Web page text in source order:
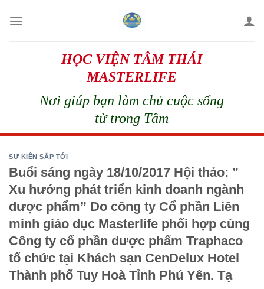
HỌC VIỆN TÂM THÁI
MASTERLIFE
Nơi giúp bạn làm chủ cuộc sống
từ trong Tâm
SỰ KIỆN SẮP TỚI
Buổi sáng ngày 18/10/2017 Hội thảo: ”
Xu hướng phát triển kinh doanh ngành
dược phẩm” Do công ty Cổ phần Liên
minh giáo dục Masterlife phối hợp cùng
Công ty cổ phần dược phẩm Traphaco
tổ chức tại Khách sạn CenDelux Hotel
Thành phố Tuy Hoà Tỉnh Phú Yên. Tạ